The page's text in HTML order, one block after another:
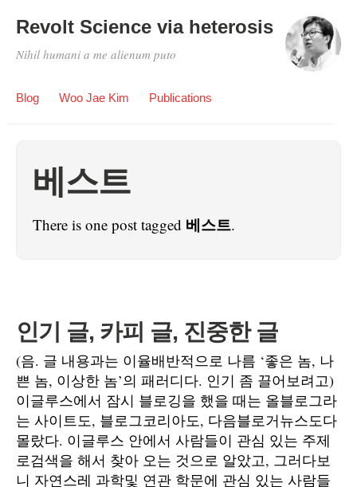
Revolt Science via heterosis
Nihil humani a me alienum puto
Blog Woo Jae Kim Publications
베스트
There is one post tagged 베스트.
인기 글, 카피 글, 진중한 글
(음. 글 내용과는 이율배반적으로 나름 ‘좋은 놈, 나
쁜 놈, 이상한 놈’의 패러디다. 인기 좀 끌어보려고)
이글루스에서 잠시 블로깅을 했을 때는 올블로그라
는 사이트도, 블로그코리아도, 다음블로거뉴스도다
몰랐다. 이글루스 안에서 사람들이 관심 있는 주제
로검색을 해서 찾아 오는 것으로 알았고, 그러다보
니 자연스레 과학및 연관 학문에 관심 있는 사람들